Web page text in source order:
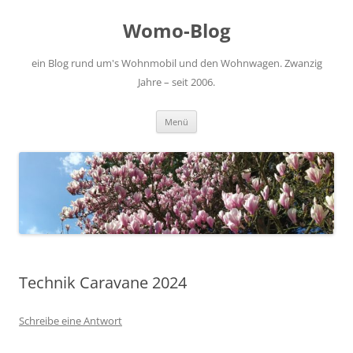
Womo-Blog
ein Blog rund um's Wohnmobil und den Wohnwagen. Zwanzig
Jahre – seit 2006.
Menü
Technik Caravane 2024
Schreibe eine Antwort